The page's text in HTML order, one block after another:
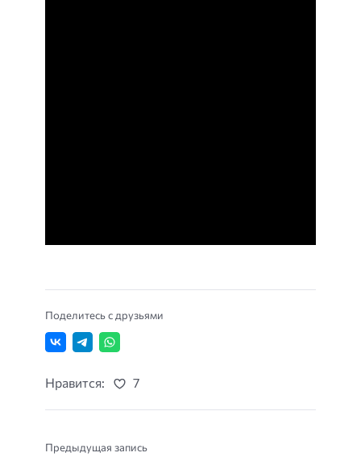
Поделитесь с друзьями
Нравится: 7
Предыдущая запись